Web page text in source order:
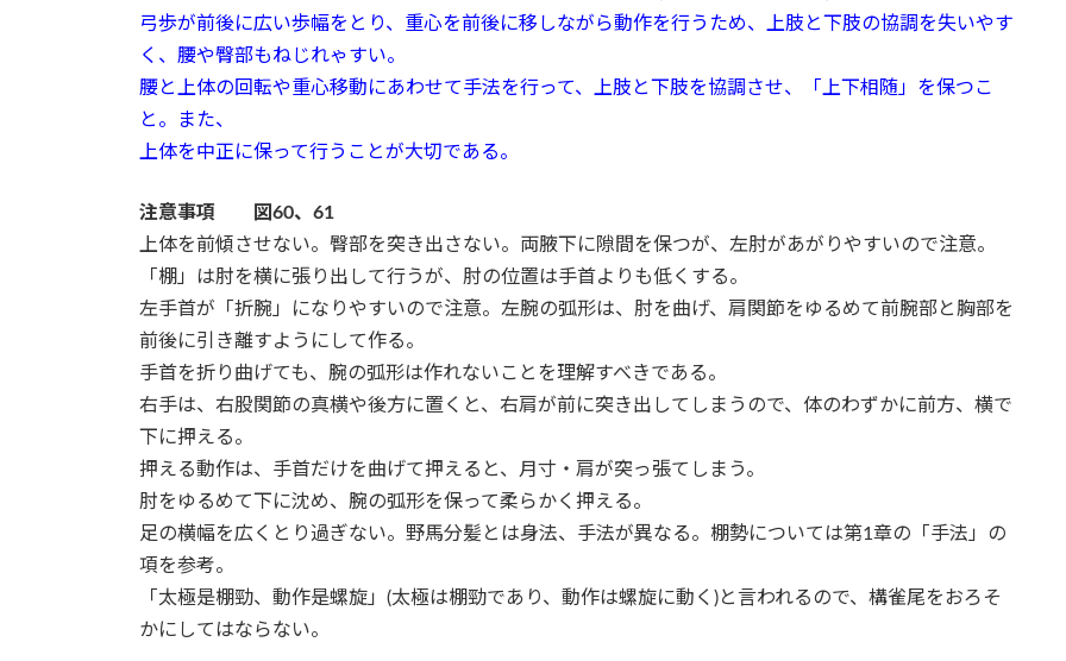
弓歩が前後に広い歩幅をとり、重心を前後に移しながら動作を行うため、上肢と下肢の協調を失いやす
く、腰や臀部もねじれゃすい。
腰と上体の回転や重心移動にあわせて手法を行って、上肢と下肢を協調させ、「上下相随」を保つこ
と。また、
上体を中正に保って行うことが大切である。
注意事項 図60、61
上体を前傾させない。臀部を突き出さない。両腋下に隙間を保つが、左肘があがりやすいので注意。
「棚」は肘を横に張り出して行うが、肘の位置は手首よりも低くする。
左手首が「折腕」になりやすいので注意。左腕の弧形は、肘を曲げ、肩関節をゆるめて前腕部と胸部を
前後に引き離すようにして作る。
手首を折り曲げても、腕の弧形は作れないことを理解すべきである。
右手は、右股関節の真横や後方に置くと、右肩が前に突き出してしまうので、体のわずかに前方、横で
下に押える。
押える動作は、手首だけを曲げて押えると、月寸・肩が突っ張てしまう。
肘をゆるめて下に沈め、腕の弧形を保って柔らかく押える。
足の横幅を広くとり過ぎない。野馬分髪とは身法、手法が異なる。棚勢については第1章の「手法」の
項を参考。
「太極是棚勁、動作是螺旋」(太極は棚勁であり、動作は螺旋に動く)と言われるので、構雀尾をおろそ
かにしてはならない。